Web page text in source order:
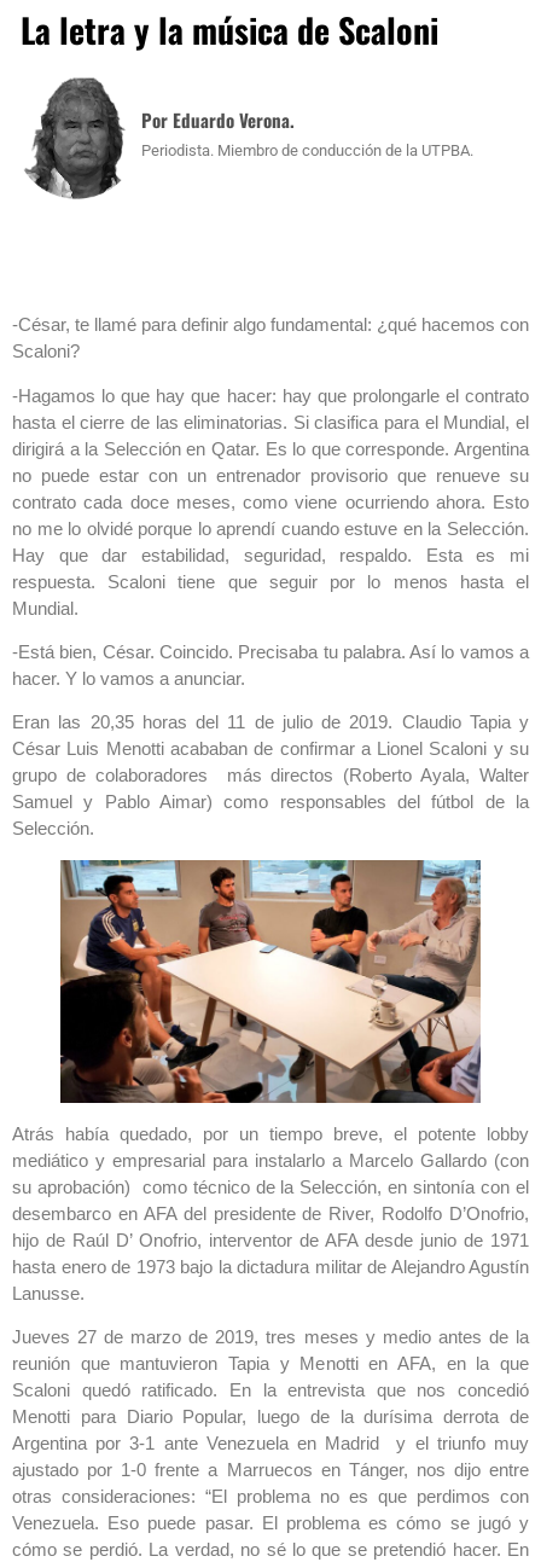
La letra y la música de Scaloni
Por Eduardo Verona.
Periodista. Miembro de conducción de la UTPBA.
-César, te llamé para definir algo fundamental: ¿qué hacemos con
Scaloni?
-Hagamos lo que hay que hacer: hay que prolongarle el contrato
hasta el cierre de las eliminatorias. Si clasifica para el Mundial, el
dirigirá a la Selección en Qatar. Es lo que corresponde. Argentina
no puede estar con un entrenador provisorio que renueve su
contrato cada doce meses, como viene ocurriendo ahora. Esto
no me lo olvidé porque lo aprendí cuando estuve en la Selección.
Hay que dar estabilidad, seguridad, respaldo. Esta es mi
respuesta. Scaloni tiene que seguir por lo menos hasta el
Mundial.
-Está bien, César. Coincido. Precisaba tu palabra. Así lo vamos a
hacer. Y lo vamos a anunciar.
Eran las 20,35 horas del 11 de julio de 2019. Claudio Tapia y
César Luis Menotti acababan de confirmar a Lionel Scaloni y su
grupo de colaboradores más directos (Roberto Ayala, Walter
Samuel y Pablo Aimar) como responsables del fútbol de la
Selección.
Atrás había quedado, por un tiempo breve, el potente lobby
mediático y empresarial para instalarlo a Marcelo Gallardo (con
su aprobación) como técnico de la Selección, en sintonía con el
desembarco en AFA del presidente de River, Rodolfo D’Onofrio,
hijo de Raúl D’ Onofrio, interventor de AFA desde junio de 1971
hasta enero de 1973 bajo la dictadura militar de Alejandro Agustín
Lanusse.
Jueves 27 de marzo de 2019, tres meses y medio antes de la
reunión que mantuvieron Tapia y Menotti en AFA, en la que
Scaloni quedó ratificado. En la entrevista que nos concedió
Menotti para Diario Popular, luego de la durísima derrota de
Argentina por 3-1 ante Venezuela en Madrid y el triunfo muy
ajustado por 1-0 frente a Marruecos en Tánger, nos dijo entre
otras consideraciones: “El problema no es que perdimos con
Venezuela. Eso puede pasar. El problema es cómo se jugó y
cómo se perdió. La verdad, no sé lo que se pretendió hacer. En